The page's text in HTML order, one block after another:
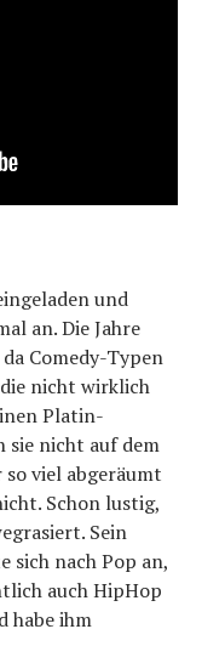
und
an. Die Jahre
Comedy-Typen
nicht wirklich
Platin-
sie nicht auf dem
viel abgeräumt
Schon lustig,
Sein
sich nach Pop an,
auch HipHop
habe ihm